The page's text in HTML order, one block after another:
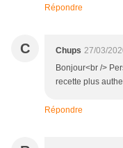
Répondre
C Chups 27/03/
Bonjour<br />
recette plus
Répondre